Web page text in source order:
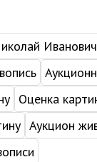
Иванович
Оценка
Аукцион